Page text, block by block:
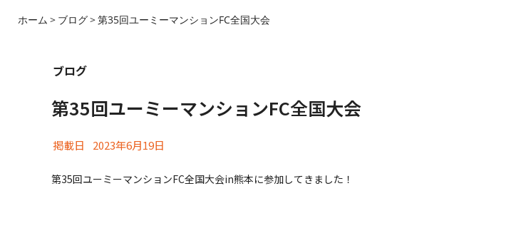
ホーム ブログ 第35回ユーミーマンションFC全国大会
ブログ
第35回ユーミーマンションFC全国大会
掲載日 2023年6月19日
第35回ユーミーマンションFC全国大会in熊本に参加してきました！